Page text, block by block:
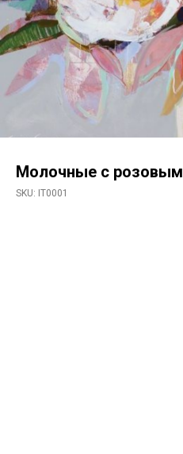
Молочные с розовым
SKU: IT0001